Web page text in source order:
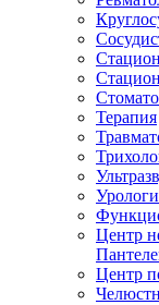
Терапия
Центр
Центр